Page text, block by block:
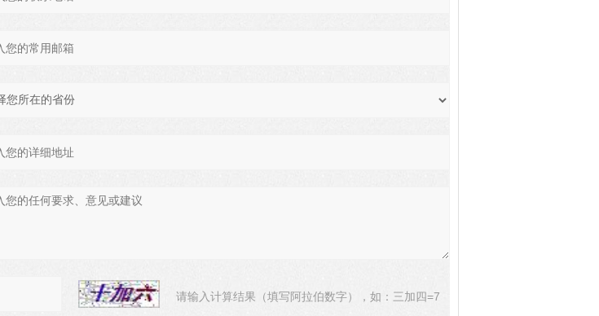
请输入计算结果（填写阿拉伯数字），如：三加四=7